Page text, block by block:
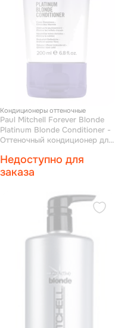
Кондиционеры оттеночные
Paul Mitchell Forever Blonde
Platinum Blonde Conditioner -
Оттеночный кондиционер для
Недоступно для
заказа